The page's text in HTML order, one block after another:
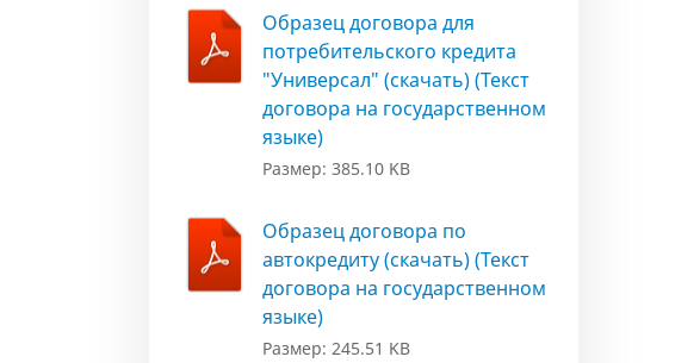
Образец договора для
потребительского кредита
"Универсал" (скачать) (Текст
договора на государственном
языке)
Размер: 385.10 KB
Образец договора по
автокредиту (скачать) (Текст
договора на государственном
языке)
Размер: 245.51 KB